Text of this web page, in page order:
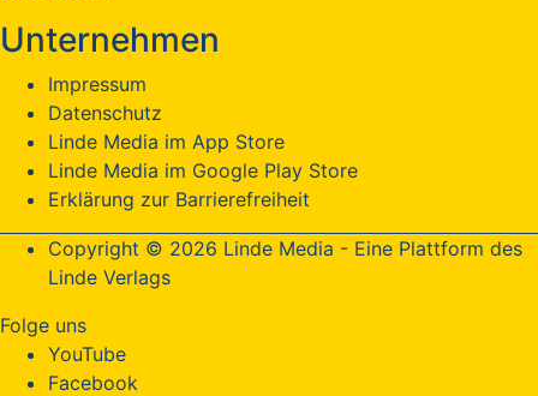
Unternehmen
Impressum
Datenschutz
Linde Media im App Store
Linde Media im Google Play Store
Erklärung zur Barrierefreiheit
Copyright © 2026 Linde Media - Eine Plattform des
Linde Verlags
Folge uns
YouTube
Facebook